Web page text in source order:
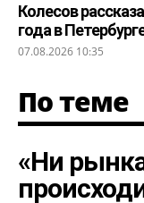
Колесов
года в
07.08.2026 10:35
По теме
«Ни